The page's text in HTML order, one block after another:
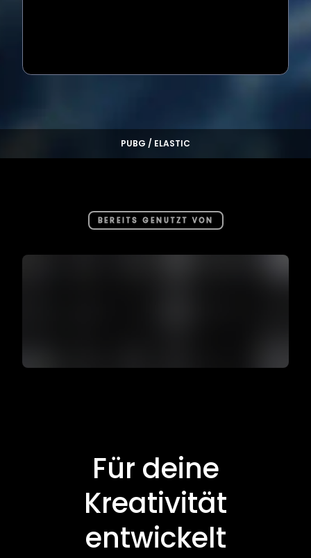
PUBG / ELASTIC
BEREITS GENUTZT VON
Für deine
Kreativität
entwickelt